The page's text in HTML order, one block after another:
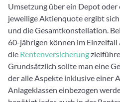
Umsetzung über ein Depot
jeweilige Aktienquote ergibt
und die Gesamtkonstellation.
60-jährigen können im
die Rentenversicherung
Grundsätzlich sollte man eine
der alle Aspekte inklusive einer
Anlageklassen einbezogen